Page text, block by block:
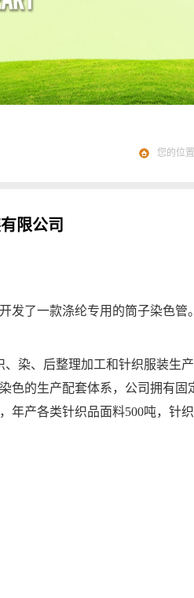
您的位置
限公司
发了一款涤纶专用的筒子染色管
染、后整理加工和针织服装生
色的生产配套体系，公司拥有固
年产各类针织品面料500吨，针